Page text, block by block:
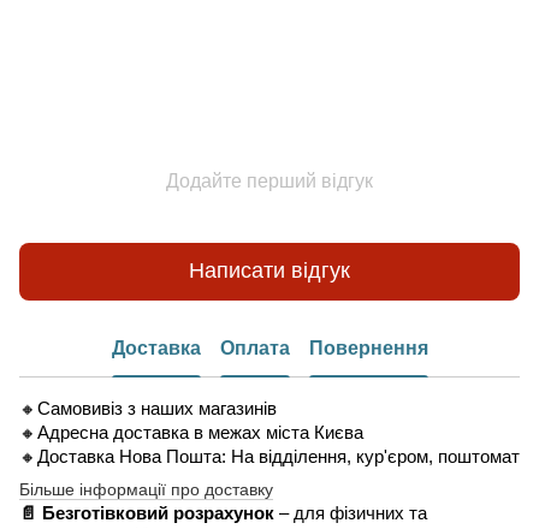
Додайте перший відгук
Написати відгук
Доставка Оплата Повернення
🔸Самовивіз з наших магазинів
🔸Адресна доставка в межах міста Києва
🔸Доставка Нова Пошта: На відділення, кур'єром, поштомат
Більше інформації про доставку
📄 Безготівковий розрахунок – для фізичних та